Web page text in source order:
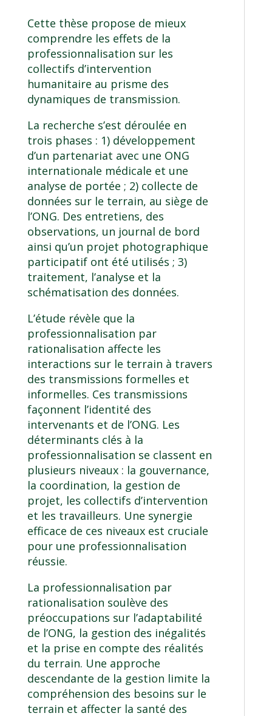
Cette thèse propose de mieux
comprendre les effets de la
professionnalisation sur les
collectifs d’intervention
humanitaire au prisme des
dynamiques de transmission.
La recherche s’est déroulée en
trois phases : 1) développement
d’un partenariat avec une ONG
internationale médicale et une
analyse de portée ; 2) collecte de
données sur le terrain, au siège de
l’ONG. Des entretiens, des
observations, un journal de bord
ainsi qu’un projet photographique
participatif ont été utilisés ; 3)
traitement, l’analyse et la
schématisation des données.
L’étude révèle que la
professionnalisation par
rationalisation affecte les
interactions sur le terrain à travers
des transmissions formelles et
informelles. Ces transmissions
façonnent l’identité des
intervenants et de l’ONG. Les
déterminants clés à la
professionnalisation se classent en
plusieurs niveaux : la gouvernance,
la coordination, la gestion de
projet, les collectifs d’intervention
et les travailleurs. Une synergie
efficace de ces niveaux est cruciale
pour une professionnalisation
réussie.
La professionnalisation par
rationalisation soulève des
préoccupations sur l’adaptabilité
de l’ONG, la gestion des inégalités
et la prise en compte des réalités
du terrain. Une approche
descendante de la gestion limite la
compréhension des besoins sur le
terrain et affecter la santé des